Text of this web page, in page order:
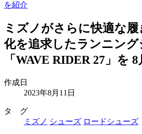
を紹介
ミズノがさらに快適な
化を追求したランニング
「WAVE RIDER 27」を
作成日
2023年8月11日
タ グ
ミズノ シューズ ロードシューズ